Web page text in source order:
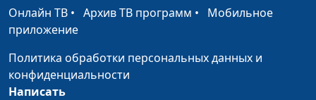
просвещения
Круглосуточное
воспитание (первая
часть)
руководитель Центра
Онлайн ТВ • Архив ТВ программ • Мобильное
приложение
Политика обработки персональных данных и
конфиденциальности
Написать